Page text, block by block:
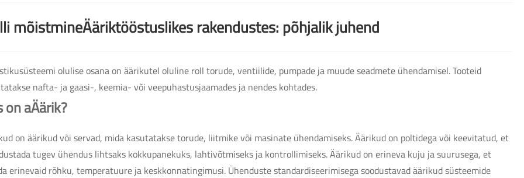
mõistmineÄäriktööstuslikes rakendustes: põhjalik juhend
olulise osana on äärikutel oluline roll torude, ventiilide, pumpade ja muude seadmete ühendamisel. Tooteid
nafta- ja gaasi-, keemia- või veepuhastusjaamades ja nendes kohtades.
on aÄärik?
on äärikud või servad, mida kasutatakse torude, liitmike või masinate ühendamiseks. Äärikud on poltidega või keevitatud, et
tugev ühendus lihtsaks kokkupanekuks, lahtivõtmiseks ja kontrollimiseks. Äärikud on erineva kuju ja suurusega, et
erinevaid rõhku, temperatuure ja keskkonnatingimusi. Ühenduste standardiseerimisega soodustavad äärikud süsteemide